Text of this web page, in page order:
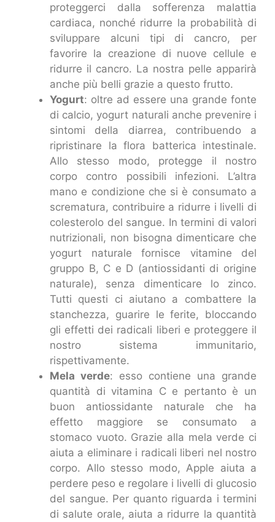
proteggerci dalla sofferenza malattia
cardiaca, nonché ridurre la probabilità di
sviluppare alcuni tipi di cancro, per
favorire la creazione di nuove cellule e
ridurre il cancro. La nostra pelle apparirà
anche più belli grazie a questo frutto.
Yogurt: oltre ad essere una grande fonte
di calcio, yogurt naturali anche prevenire i
sintomi della diarrea, contribuendo a
ripristinare la flora batterica intestinale.
Allo stesso modo, protegge il nostro
corpo contro possibili infezioni. L’altra
mano e condizione che si è consumato a
scrematura, contribuire a ridurre i livelli di
colesterolo del sangue. In termini di valori
nutrizionali, non bisogna dimenticare che
yogurt naturale fornisce vitamine del
gruppo B, C e D (antiossidanti di origine
naturale), senza dimenticare lo zinco.
Tutti questi ci aiutano a combattere la
stanchezza, guarire le ferite, bloccando
gli effetti dei radicali liberi e proteggere il
nostro sistema immunitario,
rispettivamente.
Mela verde: esso contiene una grande
quantità di vitamina C e pertanto è un
buon antiossidante naturale che ha
effetto maggiore se consumato a
stomaco vuoto. Grazie alla mela verde ci
aiuta a eliminare i radicali liberi nel nostro
corpo. Allo stesso modo, Apple aiuta a
perdere peso e regolare i livelli di glucosio
del sangue. Per quanto riguarda i termini
di salute orale, aiuta a ridurre la quantità